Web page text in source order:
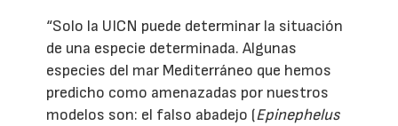
“Solo la UICN puede determinar la situación
de una especie determinada. Algunas
especies del mar Mediterráneo que hemos
predicho como amenazadas por nuestros
modelos son: el falso abadejo (Epinephelus